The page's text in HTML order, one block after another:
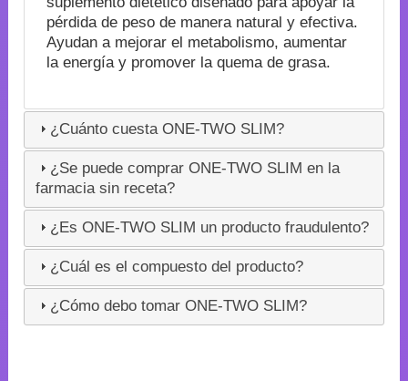
pérdida de peso de manera natural y efectiva.
Ayudan a mejorar el metabolismo, aumentar
la energía y promover la quema de grasa.
¿Cuánto cuesta ONE-TWO SLIM?
¿Se puede comprar ONE-TWO SLIM en la
farmacia sin receta?
¿Es ONE-TWO SLIM un producto fraudulento?
¿Cuál es el compuesto del producto?
¿Cómo debo tomar ONE-TWO SLIM?